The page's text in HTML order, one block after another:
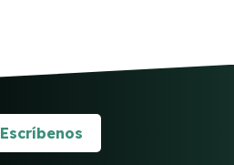
Escríbenos